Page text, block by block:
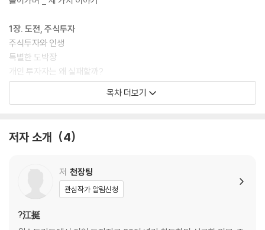
1장. 도전, 주식투자
주식투자와 인생
특별한 도박장
개인 투자자는 왜 실패할까?
2장. 주식 분석에 필요한 기본 지식
주식 분석에 대한 나의 생각
3장. 성공의 요인
성공 투자의 기본 원칙
자금 관리
정상적인 주가 움직임 구별하기
목차 더보기
저자 소개 4
저 천장팅
관심작가 알림신청
?江挺